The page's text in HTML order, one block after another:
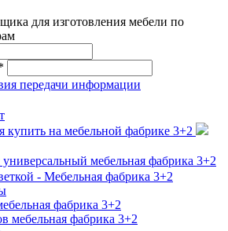
для изготовления мебели по
передачи информации